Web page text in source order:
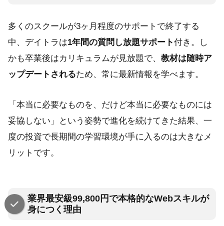
多くのスクールが3ヶ月程度のサポートで終了する
中、デイトラは1年間の質問し放題サポート付き。し
かも卒業後はカリキュラムが見放題で、 教材は随時ア
ップデートされるため、常に最新情報を学べます。
「本当に必要なものを、だけど本当に必要なものには
妥協しない」という姿勢で進化を続けてきた結果、一
度の投資で長期間の学習環境が手に入るのは大きなメ
リットです。
業界最安級99,800円で本格的なWebスキルが
身につく理由